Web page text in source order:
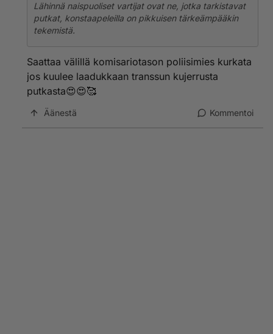
Lähinnä naispuoliset vartijat ovat ne, jotka tarkistavat
putkat, konstaapeleilla on pikkuisen tärkeämpääkin
tekemistä.
Saattaa välillä komisariotason poliisimies kurkata
jos kuulee laadukkaan transsun kujerrusta
putkasta😍😍🥰
Äänestä Kommentoi